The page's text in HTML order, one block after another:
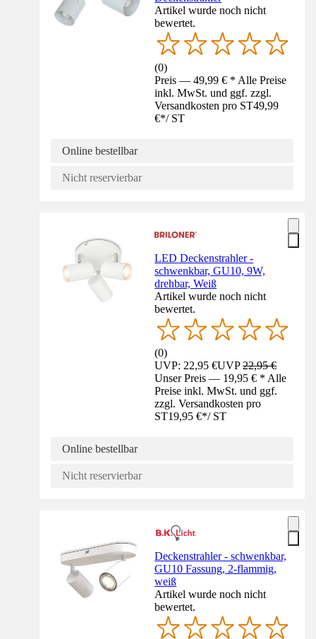
Artikel wurde noch nicht
bewertet.
(0)
Preis — 49,99 € * Alle Preise
inkl. MwSt. und ggf. zzgl.
Versandkosten pro ST49,99
€*/ ST
Online bestellbar
Nicht reservierbar
LED Deckenstrahler -
schwenkbar, GU10, 9W,
drehbar, Weiß
Artikel wurde noch nicht
bewertet.
(0)
UVP: 22,95 €UVP22,95 €
Unser Preis — 19,95 € * Alle
Preise inkl. MwSt. und ggf.
zzgl. Versandkosten pro
ST19,95 €*/ ST
Online bestellbar
Nicht reservierbar
Deckenstrahler - schwenkbar,
GU10 Fassung, 2-flammig,
weiß
Artikel wurde noch nicht
bewertet.